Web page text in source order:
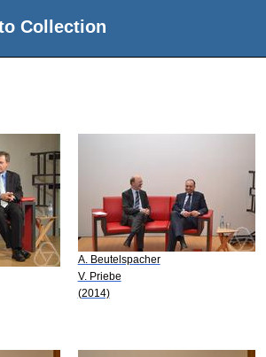
Collection
A. Beutelspacher
V. Priebe
(2014)